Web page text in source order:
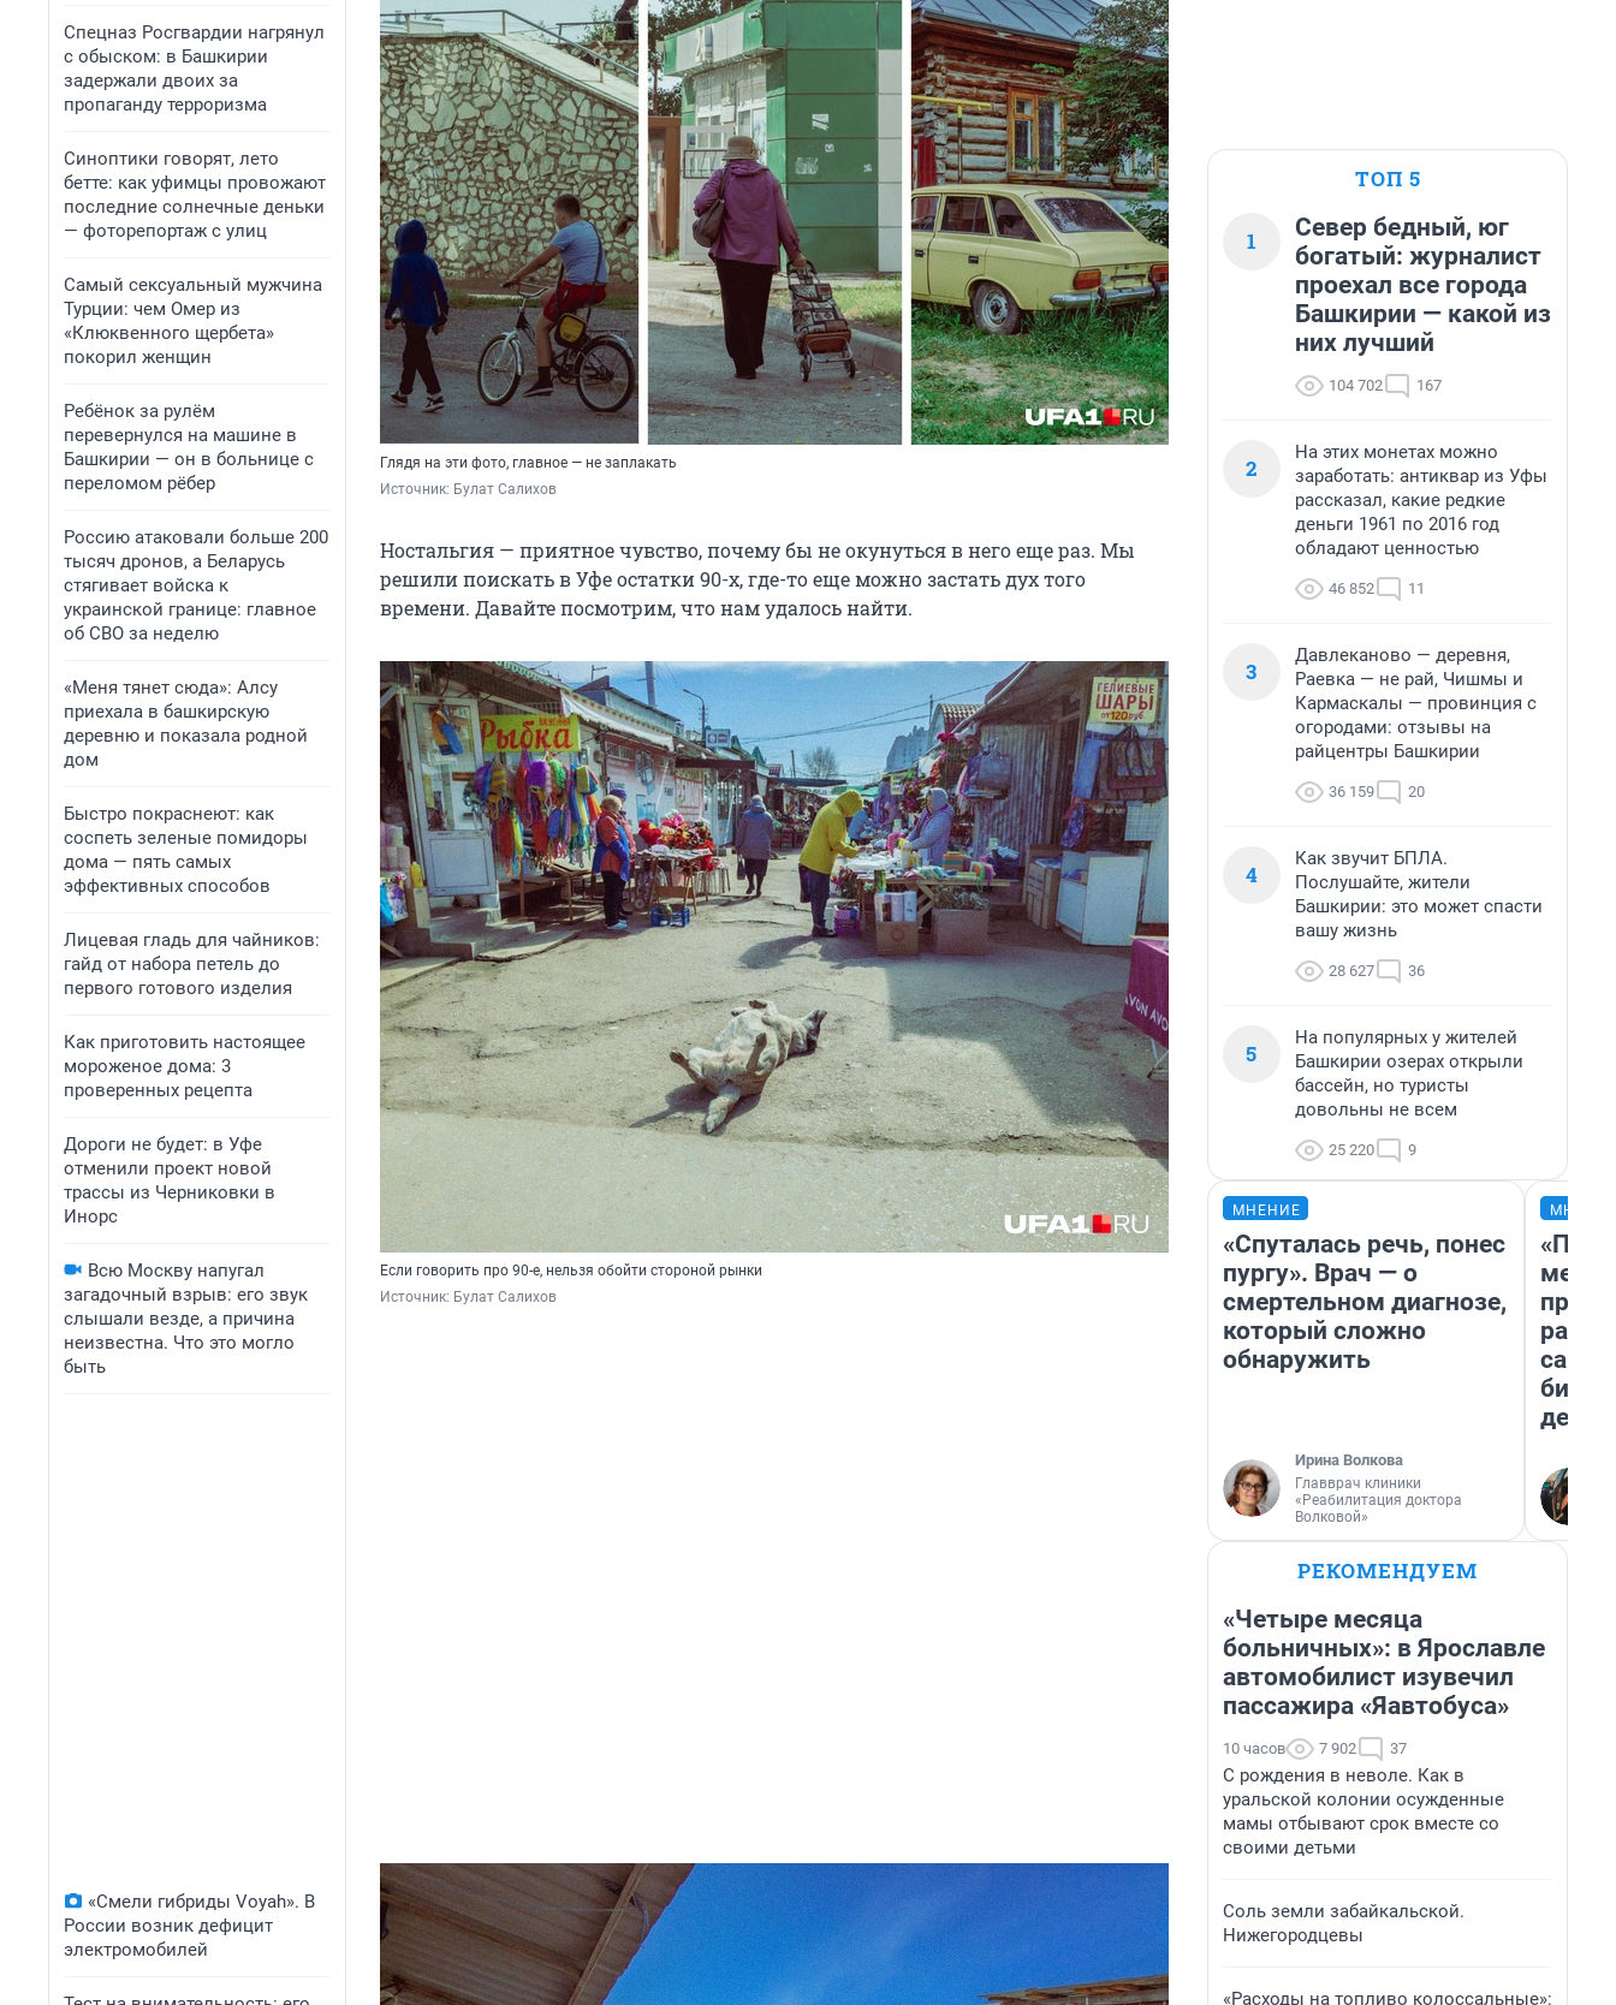
Спецназ Росгвардии нагрянул
с обыском: в Башкирии
задержали двоих за
пропаганду терроризма
Синоптики говорят, лето
бетте: как уфимцы провожают
последние солнечные деньки
— фоторепортаж с улиц
Самый сексуальный мужчина
Турции: чем Омер из
«Клюквенного щербета»
покорил женщин
Ребёнок за рулём
перевернулся на машине в
Башкирии — он в больнице с
переломом рёбер
Россию атаковали больше 200
тысяч дронов, а Беларусь
стягивает войска к
украинской границе: главное
об СВО за неделю
«Меня тянет сюда»: Алсу
приехала в башкирскую
деревню и показала родной
дом
Быстро покраснеют: как
соспеть зеленые помидоры
дома — пять самых
эффективных способов
Лицевая гладь для чайников:
гайд от набора петель до
первого готового изделия
Как приготовить настоящее
мороженое дома: 3
проверенных рецепта
Дороги не будет: в Уфе
отменили проект новой
трассы из Черниковки в
Инорс
Всю Москву напугал
загадочный взрыв: его звук
слышали везде, а причина
неизвестна. Что это могло
быть
«Смели гибриды Voyah». В
России возник дефицит
электромобилей
Глядя на эти фото, главное — не заплакать
Источник: Булат Салихов
Ностальгия — приятное чувство, почему бы не окунуться в него еще раз. Мы
решили поискать в Уфе остатки 90-х, где-то еще можно застать дух того
времени. Давайте посмотрим, что нам удалось найти.
Если говорить про 90-е, нельзя обойти стороной рынки
Источник: Булат Салихов
ТОП 5
1
Север бедный, юг
богатый: журналист
проехал все города
Башкирии — какой из
них лучший
104 702 167
2
На этих монетах можно
заработать: антиквар из Уфы
рассказал, какие редкие
деньги 1961 по 2016 год
обладают ценностью
46 852 11
3
Давлеканово — деревня,
Раевка — не рай, Чишмы и
Кармаскалы — провинция с
огородами: отзывы на
райцентры Башкирии
36 159 20
4
Как звучит БПЛА.
Послушайте, жители
Башкирии: это может спасти
вашу жизнь
28 627 36
5
На популярных у жителей
Башкирии озерах открыли
бассейн, но туристы
довольны не всем
25 220 9
МНЕНИЕ
«Спуталась речь, понес
пургу». Врач — о
смертельном диагнозе,
который сложно
обнаружить
Ирина Волкова
Главврач клиники
«Реабилитация доктора
Волковой»
РЕКОМЕНДУЕМ
«Четыре месяца
больничных»: в Ярославле
автомобилист изувечил
пассажира «Яавтобуса»
10 часов 7 902 37
С рождения в неволе. Как в
уральской колонии осужденные
мамы отбывают срок вместе со
своими детьми
Соль земли забайкальской.
Нижегородцевы
«Расходы на топливо колоссальные»: